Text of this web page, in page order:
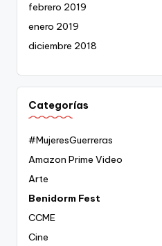
febrero 2019
enero 2019
diciembre 2018
Categorías
#MujeresGuerreras
Amazon Prime Video
Arte
Benidorm Fest
CCME
Cine